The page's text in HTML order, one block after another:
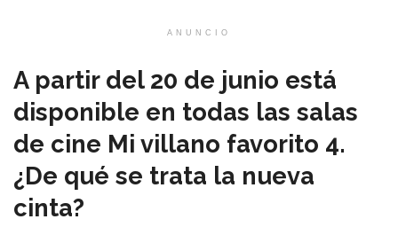
ANUNCIO
A partir del 20 de junio está
disponible en todas las salas
de cine Mi villano favorito 4.
¿De qué se trata la nueva
cinta?